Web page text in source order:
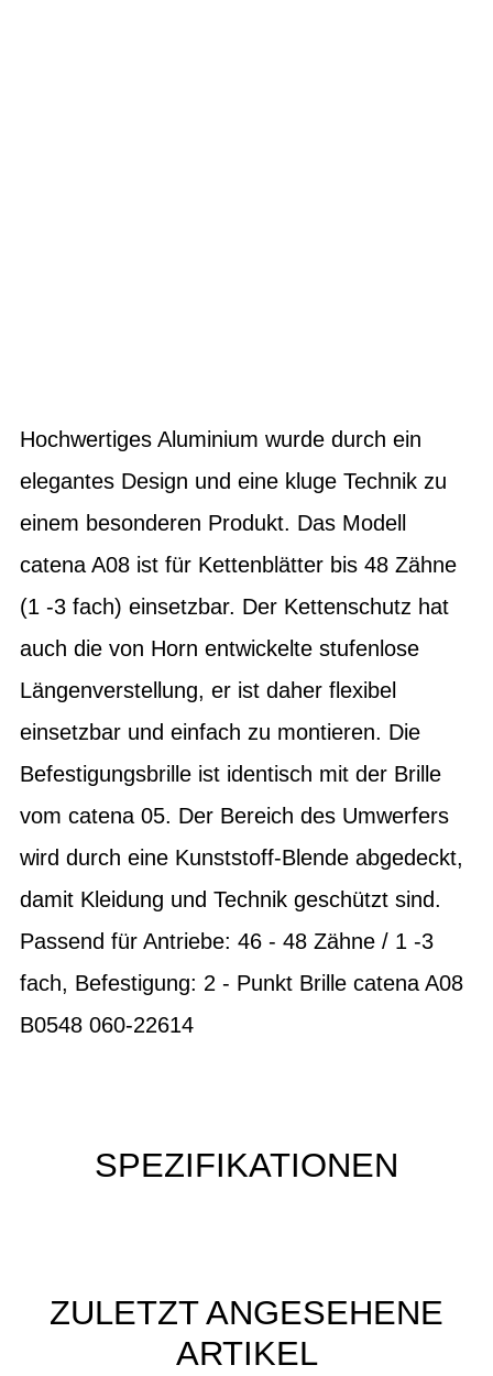
Hochwertiges Aluminium wurde durch ein
elegantes Design und eine kluge Technik zu
einem besonderen Produkt. Das Modell
catena A08 ist für Kettenblätter bis 48 Zähne
(1 -3 fach) einsetzbar. Der Kettenschutz hat
auch die von Horn entwickelte stufenlose
Längenverstellung, er ist daher flexibel
einsetzbar und einfach zu montieren. Die
Befestigungsbrille ist identisch mit der Brille
vom catena 05. Der Bereich des Umwerfers
wird durch eine Kunststoff-Blende abgedeckt,
damit Kleidung und Technik geschützt sind.
Passend für Antriebe: 46 - 48 Zähne / 1 -3
fach, Befestigung: 2 - Punkt Brille catena A08
B0548 060-22614
SPEZIFIKATIONEN
ZULETZT ANGESEHENE
ARTIKEL